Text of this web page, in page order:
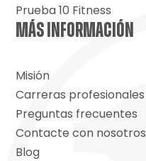
Prueba 10 Fitness
MÁS INFORMACIÓN
Misión
Carreras profesionales
Preguntas frecuentes
Contacte con nosotros
Blog